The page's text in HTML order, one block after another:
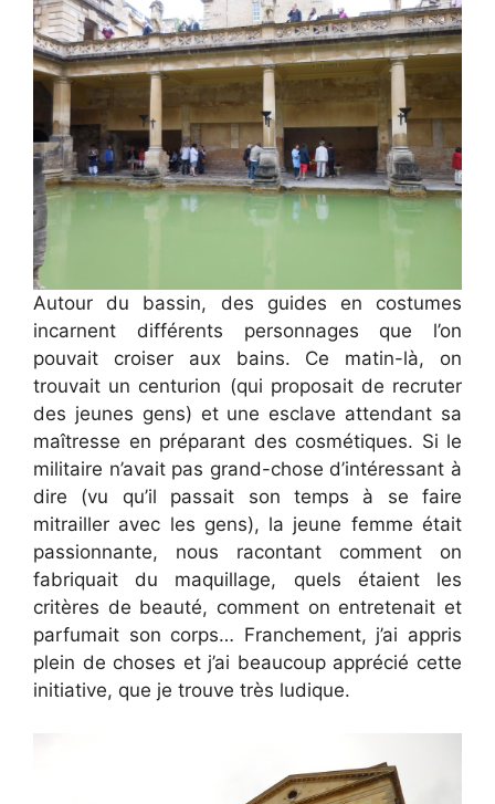
Autour du bassin, des guides en costumes
incarnent différents personnages que l’on
pouvait croiser aux bains. Ce matin-là, on
trouvait un centurion (qui proposait de recruter
des jeunes gens) et une esclave attendant sa
maîtresse en préparant des cosmétiques. Si le
militaire n’avait pas grand-chose d’intéressant à
dire (vu qu’il passait son temps à se faire
mitrailler avec les gens), la jeune femme était
passionnante, nous racontant comment on
fabriquait du maquillage, quels étaient les
critères de beauté, comment on entretenait et
parfumait son corps… Franchement, j’ai appris
plein de choses et j’ai beaucoup apprécié cette
initiative, que je trouve très ludique.